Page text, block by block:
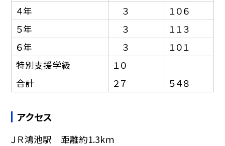
４年
３
１０６
５年
３
１１３
６年
３
１０１
特別支援学級
１０
合計
２７ ５４８
アクセス
ＪＲ鴻池駅 距離約1.3kｍ